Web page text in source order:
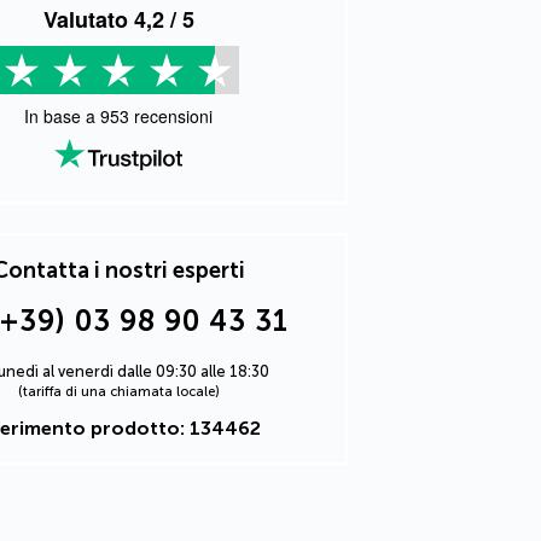
Valutato4,2/ 5
In base a 953 recensioni
i nostri esperti
03 98 90 43 31
al venerdì dalle 09:30 alle 18:30
(tariffa di una chiamata locale)
prodotto: 134462